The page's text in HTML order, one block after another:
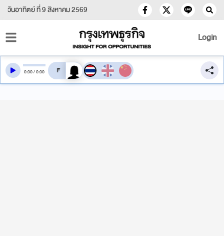
วันอาทิตย์ ที่ 9 สิงหาคม 2569
Login
0:00/0:00 สลับเสียงอ่าน